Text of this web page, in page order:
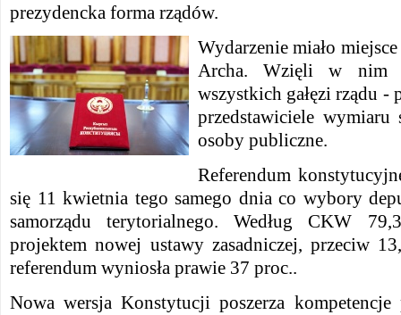
prezydencka forma rządów.
Wydarzenie miało
Archa.Wzięli w nim
wszystkich gałęzi rządu -
przedstawiciele wymiaru
osoby publiczne.
Referendum
się 11 kwietnia tego samego dnia co wybory
samorządu terytorialnego.Według CKW
projektem nowej ustawy zasadniczej, przeciw
referendum wyniosła prawie 37 proc..
Nowa wersja Konstytucji poszerza kompetencje